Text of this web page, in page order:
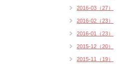
2016-03（27）
2016-02（23）
2016-01（23）
2015-12（20）
2015-11（19）